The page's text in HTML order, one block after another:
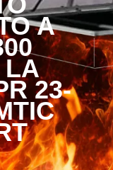
A
LA
23-